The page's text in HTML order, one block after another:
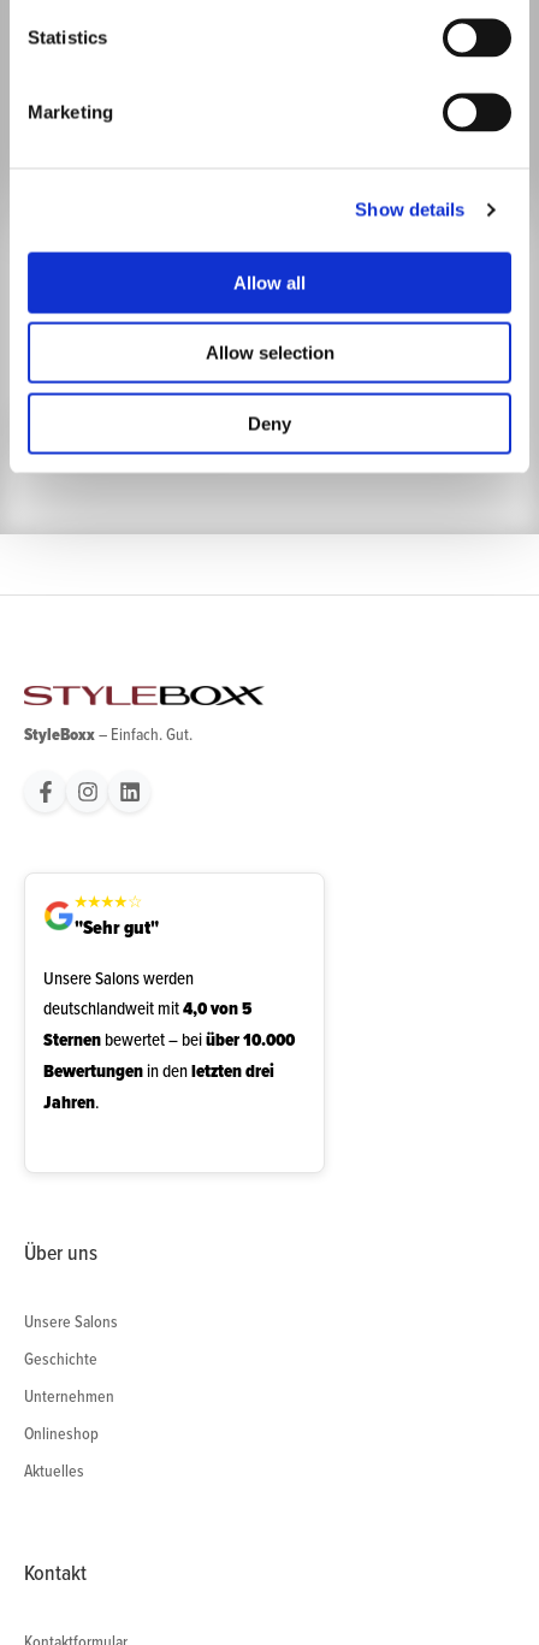
Statistics
Marketing
Show details
Allow all
Allow selection
Deny
BLEIBEN SIE AUF DEM
LAUFENDEN.
Mit unserem Newsletter sind Sie stets gut informiert.
StyleBoxx– Einfach. Gut.
★★★★☆
"Sehr gut"
Unsere Salons werden
deutschlandweit mit4,0 von 5
Sternenbewertet – beiüber 10.000
Bewertungenin denletzten drei
Jahren.
Über uns
Unsere Salons
Geschichte
Unternehmen
Onlineshop
Aktuelles
Kontakt